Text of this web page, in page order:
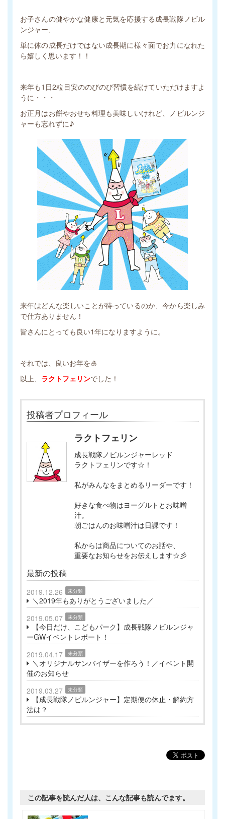
お子さんの健やかな健康と元気を応援する成長戦隊ノビル
ンジャー、
単に体の成長だけではない成長期に様々面でお力になれた
ら嬉しく思います！！
来年も1日2粒目安ののびのび習慣を続けていただけますよ
うに・・・
お正月はお餅やおせち料理も美味しいけれど、ノビルンジ
ャーも忘れずに♪
来年はどんな楽しいことが待っているのか、今から楽しみ
で仕方ありません！
皆さんにとっても良い1年になりますように。
それでは、良いお年を🎍
以上、 ラクトフェリンでした！
投稿者プロフィール
ラクトフェリン
成長戦隊ノビルンジャーレッド
ラクトフェリンです☆！
私がみんなをまとめるリーダーです！
好きな食べ物はヨーグルトとお味噌
汁。
朝ごはんのお味噌汁は日課です！
私からは商品についてのお話や、
重要なお知らせをお伝えします☆彡
最新の投稿
2019.12.26 未分類
＼2019年もありがとうございました／
2019.05.07
未分類
【今日だけ、こどもパーク】成長戦隊ノビルンジャ
ーGWイベントレポート！
2019.04.17
未分類
＼オリジナルサンバイザーを作ろう！／イベント開
催のお知らせ
2019.03.27
未分類
【成長戦隊ノビルンジャー】定期便の休止・解約方
法は？
この記事を読んだ人は、こんな記事も読んでます。